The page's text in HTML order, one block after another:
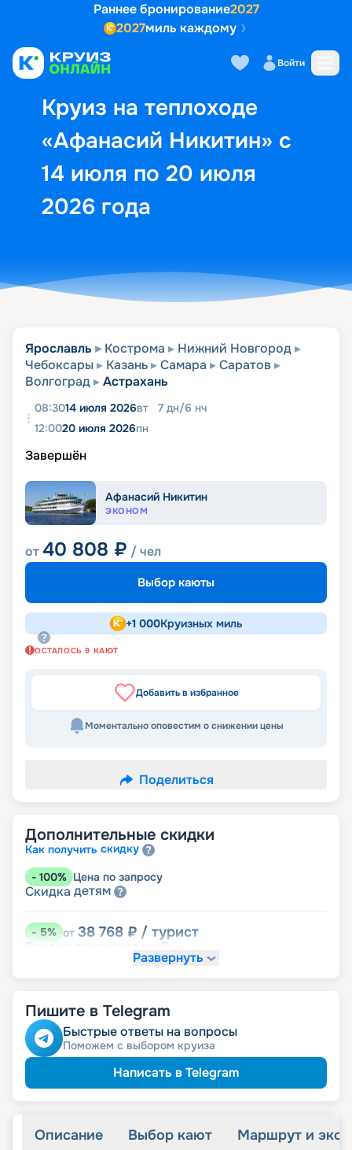
Раннее бронирование2027
2027миль каждому
Войти
Круиз на теплоходе
«Афанасий Никитин» с
14 июля по 20 июля
2026 года
Выбор кают Маршрут и
Ярославль Кострома
Нижний Новгород
Чебоксары
Казань Самара
Саратов
Волгоград
Астрахань
08:3014 июля 2026вт 7 дн/6 нч
12:0020 июля 2026пн
Завершён
Афанасий Никитин
ЭКОНОМ
от40 808 ₽ / чел
Выбор каюты
+1 000Круизных миль
ОСТАЛОСЬ 9 КАЮТ
Добавить в избранное
Моментально оповестим о снижении цены
Поделиться
Дополнительные скидки
Как получить скидку
- 100% Цена по запросу
Скидка детям
-5% от 38 768 ₽ / турист
Скидка
Развернуть
Пишите в Telegram
Быстрые ответы на вопросы
Поможем с выбором круиза
Написать в Telegram
Описание Выбор кают Маршрут и